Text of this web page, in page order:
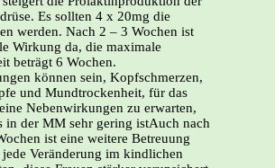
Es sollten 4 x 20mg die
werden. Nach 2 – 3 Wochen ist
Wirkung da, die maximale
beträgt 6 Wochen.
können sein, Kopfschmerzen,
und Mundtrockenheit, für das
Nebenwirkungen zu erwarten,
in der MM sehr gering istAuch nach
ist eine weitere Betreuung
Veränderung im kindlichen